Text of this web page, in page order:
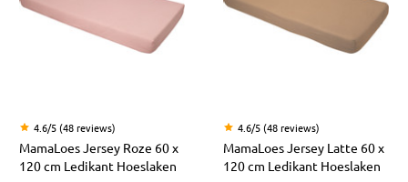
4.6/5 (48 reviews)
MamaLoes Jersey Roze 60 x
120 cm Ledikant Hoeslaken
4.6/5 (48 reviews)
MamaLoes Jersey Latte 60 x
120 cm Ledikant Hoeslaken